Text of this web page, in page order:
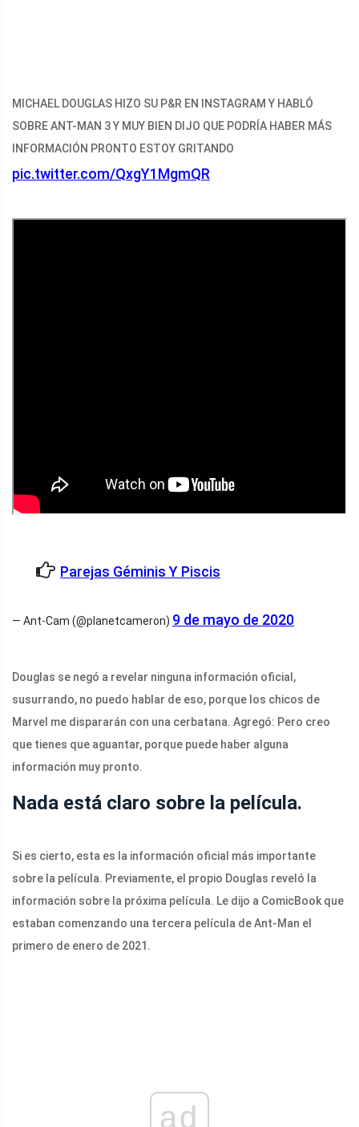
MICHAEL DOUGLAS HIZO SU P&R EN INSTAGRAM Y HABLÓ
SOBRE ANT-MAN 3 Y MUY BIEN DIJO QUE PODRÍA HABER MÁS
INFORMACIÓN PRONTO ESTOY GRITANDO
pic.twitter.com/QxgY1MgmQR
Parejas Géminis Y Piscis
— Ant-Cam (@planetcameron) 9 de mayo de 2020
Douglas se negó a revelar ninguna información oficial,
susurrando, no puedo hablar de eso, porque los chicos de
Marvel me dispararán con una cerbatana. Agregó: Pero creo
que tienes que aguantar, porque puede haber alguna
información muy pronto.
Nada está claro sobre la película.
Si es cierto, esta es la información oficial más importante
sobre la película. Previamente, el propio Douglas reveló la
información sobre la próxima película. Le dijo a ComicBook que
estaban comenzando una tercera película de Ant-Man el
primero de enero de 2021.
ad